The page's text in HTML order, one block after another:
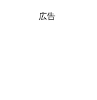
広告